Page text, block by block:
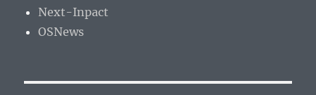
Next-Inpact
OSNews